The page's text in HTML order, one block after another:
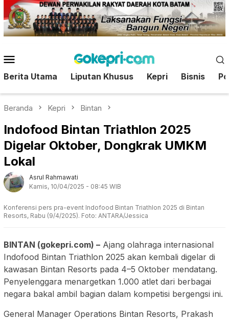
Loncat
ke
konten
Mobile
Berita Utama Liputan Khusus Kepri Bisnis
Beranda Kepri Bintan
Indofood Bintan Triathlon 2025
Digelar Oktober, Dongkrak UMKM
Lokal
Asrul Rahmawati
Kamis, 10/04/2025 - 08:45 WIB
Konferensi pers pra-event Indofood Bintan Triathlon 2025 di Bintan
Resorts, Rabu (9/4/2025). Foto: ANTARA/Jessica
BINTAN (gokepri.com) – Ajang olahraga internasional
Indofood Bintan Triathlon 2025 akan kembali digelar di
kawasan Bintan Resorts pada 4–5 Oktober mendatang.
Penyelenggara menargetkan 1.000 atlet dari berbagai
negara bakal ambil bagian dalam kompetisi bergengsi ini.
General Manager Operations Bintan Resorts, Prakash